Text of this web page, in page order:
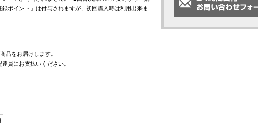
ポイント」は付与されますが、初回購入時は利用出来ま
品をお届けします。
員にお支払いください。